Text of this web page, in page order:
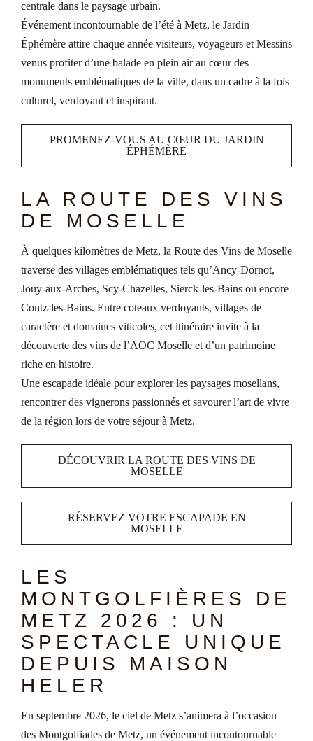
centrale dans le paysage urbain.
Événement incontournable de l’été à Metz, le Jardin
Éphémère attire chaque année visiteurs, voyageurs et Messins
venus profiter d’une balade en plein air au cœur des
monuments emblématiques de la ville, dans un cadre à la fois
culturel, verdoyant et inspirant.
PROMENEZ-VOUS AU CŒUR DU JARDIN
ÉPHÉMÈRE
LA ROUTE DES VINS
DE MOSELLE
À quelques kilomètres de Metz, la Route des Vins de Moselle
traverse des villages emblématiques tels qu’Ancy-Dornot,
Jouy-aux-Arches, Scy-Chazelles, Sierck-les-Bains ou encore
Contz-les-Bains. Entre coteaux verdoyants, villages de
caractère et domaines viticoles, cet itinéraire invite à la
découverte des vins de l’AOC Moselle et d’un patrimoine
riche en histoire.
Une escapade idéale pour explorer les paysages mosellans,
rencontrer des vignerons passionnés et savourer l’art de vivre
de la région lors de votre séjour à Metz.
DÉCOUVRIR LA ROUTE DES VINS DE
MOSELLE
RÉSERVEZ VOTRE ESCAPADE EN
MOSELLE
LES
MONTGOLFIÈRES DE
METZ 2026 : UN
SPECTACLE UNIQUE
DEPUIS MAISON
HELER
En septembre 2026, le ciel de Metz s’animera à l’occasion
des Montgolfiades de Metz, un événement incontournable